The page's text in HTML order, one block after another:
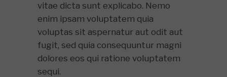
vitae dicta sunt explicabo. Nemo
enim ipsam voluptatem quia
voluptas sit aspernatur aut odit aut
fugit, sed quia consequuntur magni
dolores eos qui ratione voluptatem
sequi.